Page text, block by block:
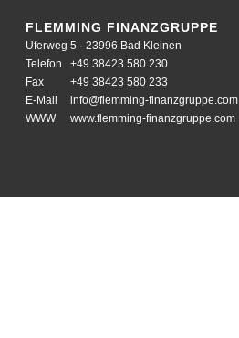
FLEMMING FINANZGRUPPE
Uferweg 5 · 23996 Bad Kleinen
Telefon
+49 38423 580 230
Fax
+49 38423 580 233
E-Mail
info@flemming-finanzgruppe.com
WWW
www.flemming-finanzgruppe.com